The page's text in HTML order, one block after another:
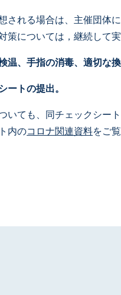
される場合は、主催団体
策については，継続して実
、手指の消毒、適切な換
ートの提出。
ても、同チェックシート
内のコロナ関連資料をご